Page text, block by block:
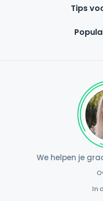
Tips
We helpen je
In